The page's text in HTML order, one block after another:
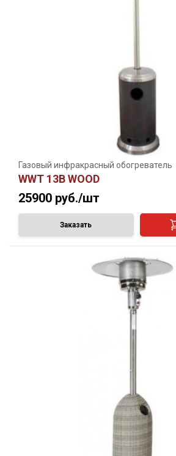
Газовый инфракрасный обогреватель
WWT 13B WOOD
25900 руб./шт
Заказать